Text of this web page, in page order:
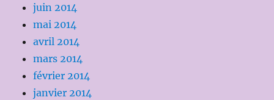
juin 2014
mai 2014
avril 2014
mars 2014
février 2014
janvier 2014